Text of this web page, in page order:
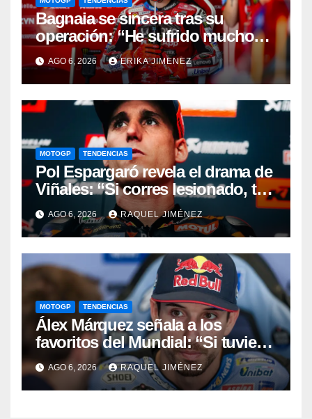
Bagnaia se sincera tras su
operación: “He sufrido mucho
durante el último año y medio”
AGO 6, 2026 ERIKA JIMENEZ
MOTOGP TENDENCIAS
Pol Espargaró revela el drama de
Viñales: “Si corres lesionado, te
juzgan; si no corres,
desapareces”
AGO 6, 2026 RAQUEL JIMÉNEZ
MOTOGP TENDENCIAS
Álex Márquez señala a los
favoritos del Mundial: “Si tuviera
que apostar mi dinero, ya sabéis
por quién sería”
AGO 6, 2026 RAQUEL JIMÉNEZ